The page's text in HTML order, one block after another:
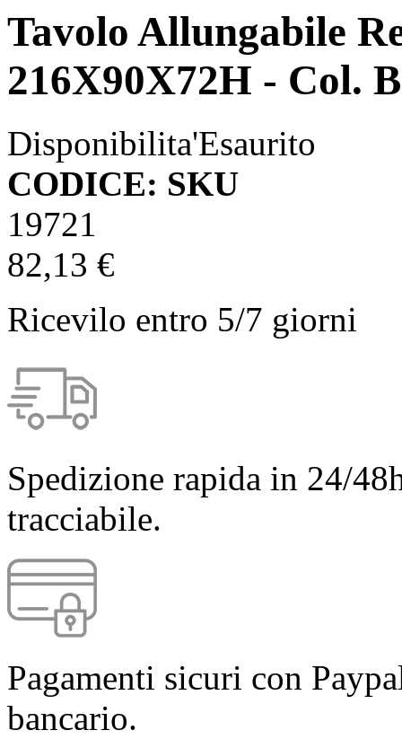
Tavolo Allungabile
216X90X72H - Col.
Disponibilita'Esaurito
CODICE: SKU
19721
82,13 €
Ricevilo entro 5/7 giorni
Spedizione rapida in 24/
tracciabile.
Pagamenti sicuri con
bancario.